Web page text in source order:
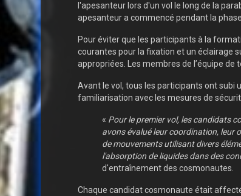
l'apesanteur lors d'un vol le long de la
apesanteur a commencé pendant la phase
Pour éviter que les participants à la
courantes pour la fixation et un éclairage
appropriées. Les membres de l’équipe
Avant le vol, tous les participants ont subi
familiarisation avec les mesures de
« Pour le premier vol, les candidats
avons évalué leur coordination, leur
de mouvements utilisant divers
l'absorption de liquides dans des
d'entraînement des cosmonautes.
Chaque candidat cosmonaute était